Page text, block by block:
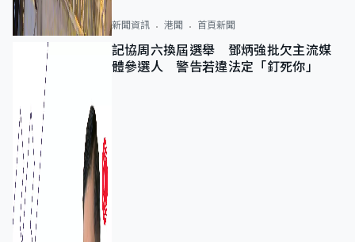
新聞資訊 港聞 首頁新聞
記協周六換屆選舉 鄧炳強批欠主流媒
體參選人 警告若違法定「釘死你」